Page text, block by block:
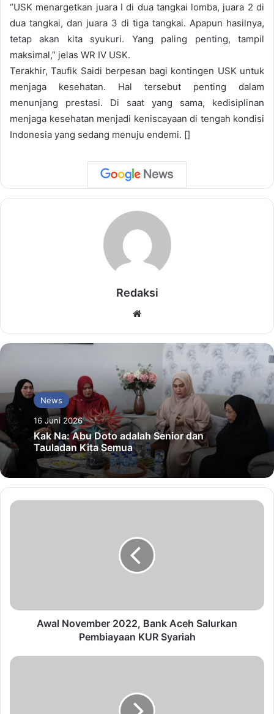
“USK menargetkan juara I di dua tangkai lomba, juara 2 di
dua tangkai, dan juara 3 di tiga tangkai. Apapun hasilnya,
tetap akan kita syukuri. Yang paling penting, tampil
maksimal,” jelas WR IV USK.
Terakhir, Taufik Saidi berpesan bagi kontingen USK untuk
menjaga kesehatan. Hal tersebut penting dalam
menunjang prestasi. Di saat yang sama, kedisiplinan
menjaga kesehatan menjadi keniscayaan di tengah kondisi
Indonesia yang sedang menuju endemi. []
Redaksi
News
16 Juni 2026
Kak Na: Abu Doto adalah Senior dan
Tauladan Kita Semua
Awal November 2022, Bank Aceh Salurkan
Pembiayaan KUR Syariah